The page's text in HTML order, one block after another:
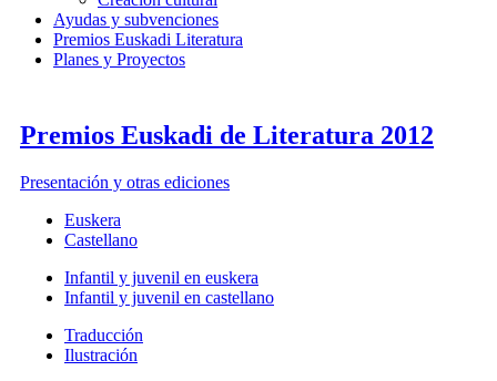
Ayudas y subvenciones
Premios Euskadi Literatura
Planes y Proyectos
Premios Euskadi de Literatura 2012
Presentación y otras ediciones
Euskera
Castellano
Infantil y juvenil en euskera
Infantil y juvenil en castellano
Traducción
Ilustración